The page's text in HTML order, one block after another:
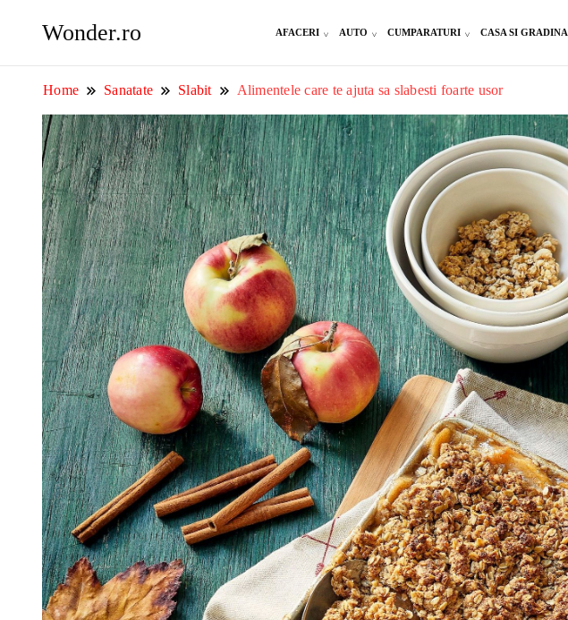
Wonder.ro AFACERI AUTO CUMPARATURI CASA SI GRADINA
Home Sanatate Slabit Alimentele care te ajuta sa slabesti foarte usor